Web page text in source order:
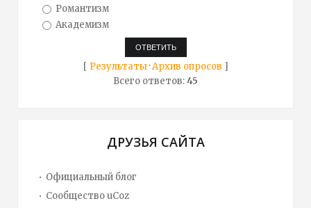
Романтизм
Академизм
[ Результаты·Архив опросов ]
Всего ответов:45
ДРУЗЬЯ САЙТА
Официальный блог
Сообщество uCoz